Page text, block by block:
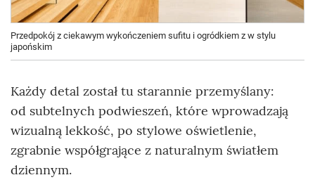
Przedpokój z ciekawym wykończeniem sufitu i ogródkiem z w stylu
japońskim
Każdy detal został tu starannie przemyślany:
od subtelnych podwieszeń, które wprowadzają
wizualną lekkość, po stylowe oświetlenie,
zgrabnie współgrające z naturalnym światłem
dziennym.